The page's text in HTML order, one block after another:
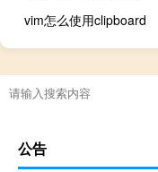
vim怎么使用clipboard
公告